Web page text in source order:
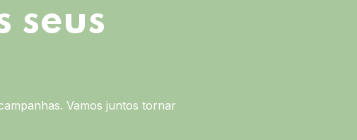
seus
Vamos juntos tornar